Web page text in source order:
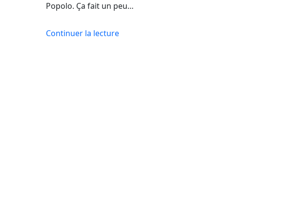
Popolo. Ça fait un peu…
Continuer la lecture